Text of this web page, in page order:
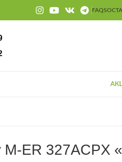
FAQS
ER 327ACPX